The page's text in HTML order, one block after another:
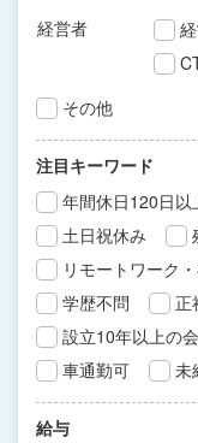
経営者
その他
注目キーワード
年間休日120日以
土日祝休み
リモートワーク
学歴不問
正
設立10年以上の
車通勤可
未
給与